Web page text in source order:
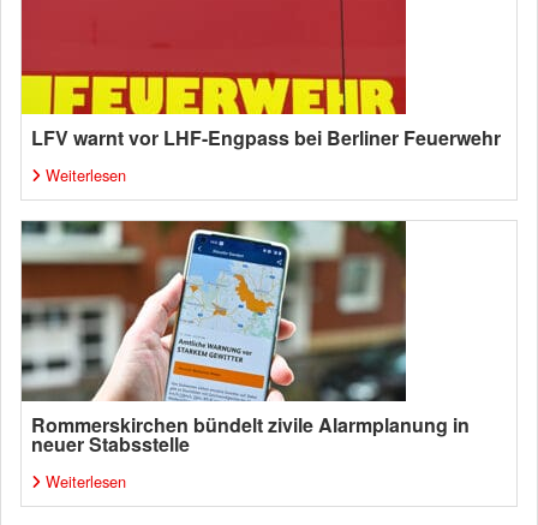
LFV warnt vor LHF-Engpass bei Berliner Feuerwehr
Weiterlesen
Rommerskirchen bündelt zivile Alarmplanung in
neuer Stabsstelle
Weiterlesen